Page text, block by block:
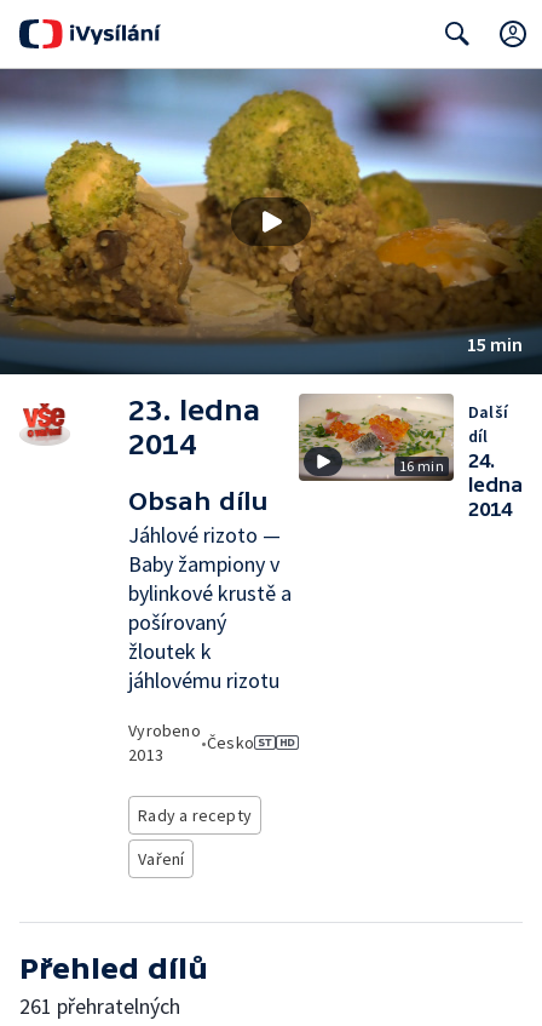
Search
15 min
23. ledna
2014
Obsah dílu
Jáhlové rizoto —
Baby žampiony v
bylinkové krustě a
pošírovaný
žloutek k
jáhlovému rizotu
Vyrobeno
2013
•Česko
Rady a recepty
Vaření
16 min
Další
díl
24.
ledna
2014
Přehled dílů
261 přehratelných